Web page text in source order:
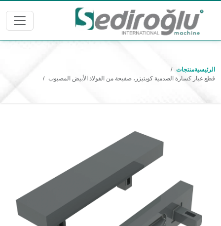
الرئيسيةمنتجات
قطع غيار كسارة الصدمية كوبتيزر، صفيحة من الفولاذ الأبيض المصبوب